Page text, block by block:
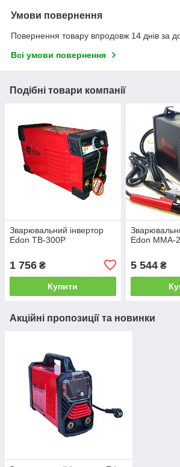
Умови повернення
Повернення товару впродовж 14 днів за
Всі умови повернення
Подібні товари компанії
Зварювальний інвертор
Edon TB-300P
1 756 ₴
Купити
Edon MMA-
5 544₴
Акційні пропозиції та новинки